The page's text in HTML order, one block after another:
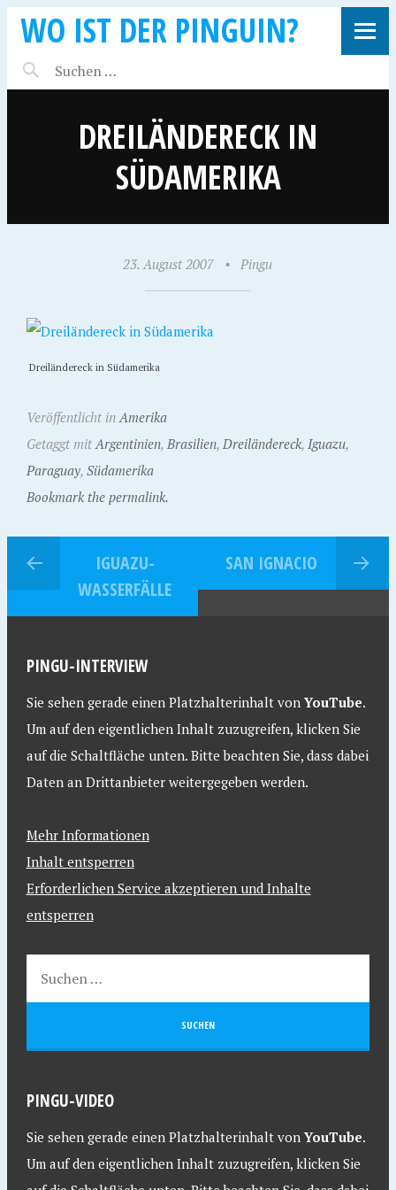
WO IST DER PINGUIN?
DREILÄNDERECK IN
SÜDAMERIKA
23. August 2007 • Pingu
Dreiländereck in Südamerika
Veröffentlicht inAmerika
Getaggt mitArgentinien, Brasilien, Dreiländereck, Iguazu,
Paraguay, Südamerika
Bookmark the permalink.
IGUAZU-
WASSERFÄLLE
SAN IGNACIO
PINGU-INTERVIEW
Sie sehen gerade einen Platzhalterinhalt vonYouTube.
Um auf den eigentlichen Inhalt zuzugreifen, klicken Sie
auf die Schaltfläche unten. Bitte beachten Sie, dass dabei
Daten an Drittanbieter weitergegeben werden.
Mehr Informationen
Inhalt entsperren
Erforderlichen Service akzeptieren und Inhalte
entsperren
PINGU-VIDEO
Sie sehen gerade einen Platzhalterinhalt vonYouTube.
Um auf den eigentlichen Inhalt zuzugreifen, klicken Sie